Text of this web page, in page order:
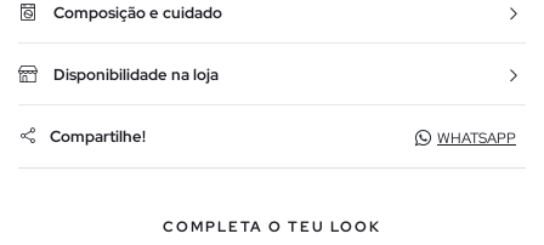
Composição e cuidado
Disponibilidade na loja
Compartilhe! WHATSAPP
COMPLETA O TEU LOOK